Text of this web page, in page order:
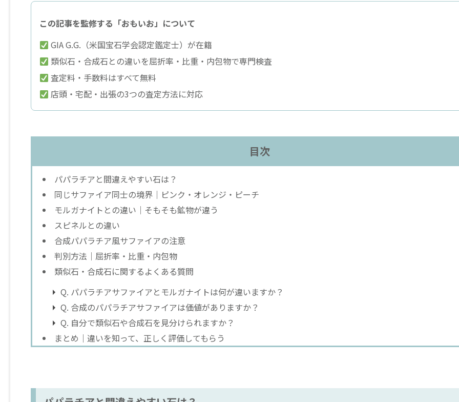
この記事を監修する「おもいお」について
GIA G.G.（米国宝石学会認定鑑定士）が在籍
類似石・合成石との違いを屈折率・比重・内包物で専門検査
査定料・手数料はすべて無料
店頭・宅配・出張の3つの査定方法に対応
目次
パパラチアと間違えやすい石は？
同じサファイア同士の境界｜ピンク・オレンジ・ピーチ
モルガナイトとの違い｜そもそも鉱物が違う
スピネルとの違い
合成パパラチア風サファイアの注意
判別方法｜屈折率・比重・内包物
類似石・合成石に関するよくある質問
Q. パパラチアサファイアとモルガナイトは何が違いますか？
Q. 合成のパパラチアサファイアは価値がありますか？
Q. 自分で類似石や合成石を見分けられますか？
まとめ｜違いを知って、正しく評価してもらう